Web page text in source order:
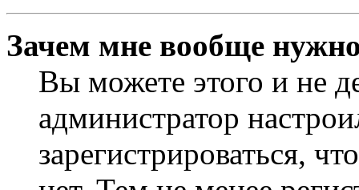
Зачем мне вообще
Вы можете этого и не
администратор
зарегистрироваться,